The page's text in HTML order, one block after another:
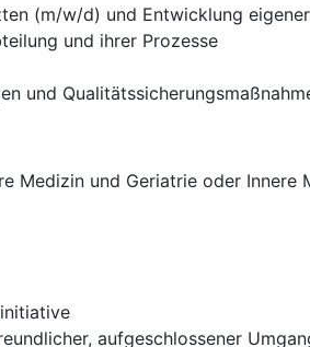
(m/w/d) und Entwicklung
und ihrer Prozesse
und
Medizin und Geriatrie oder
aufgeschlossener